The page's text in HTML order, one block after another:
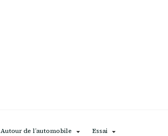
Autour de l’automobile Essai